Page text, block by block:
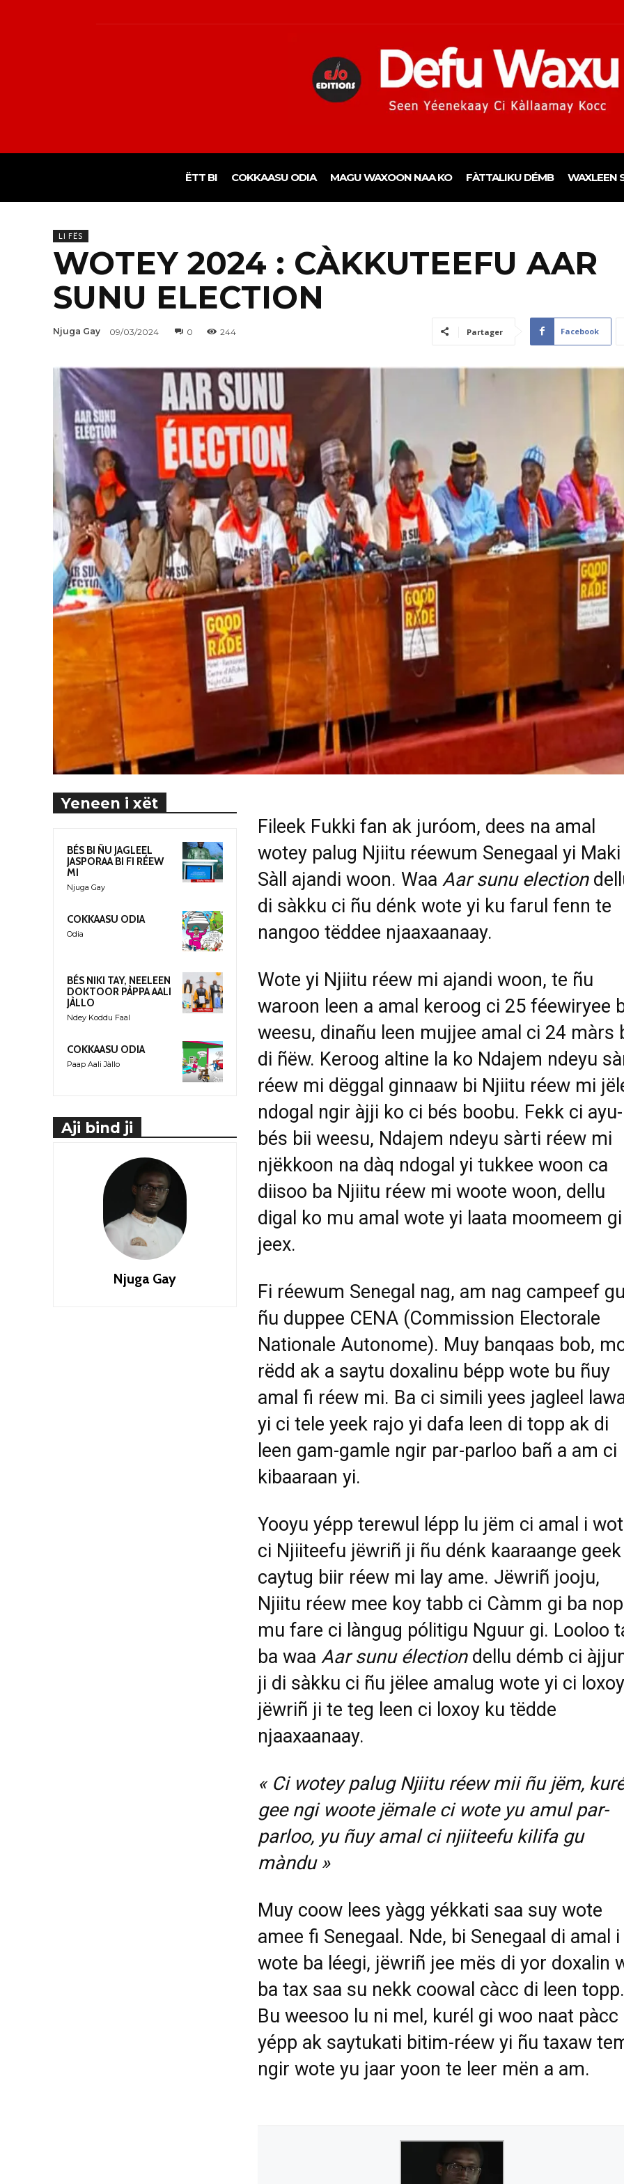
ËTT BI COKKAASU ODIA MAGU WAXOON NAA KO FÀTTALIKU DÉMB WAXLEEN
LI FËS
WOTEY 2024 : CÀKKUTEEFU AAR
SUNU ELECTION
Njuga Gay 09/03/2024 0 244 Partager Facebook
Yeneen i xët
BÉS BI ÑU JAGLEEL
JASPORAA BI FI RÉEW
MI
Njuga Gay
COKKAASU ODIA
Odia
BÉS NIKI TAY, NEELEEN
DOKTOOR PÀPPA AALI
JÀLLO
Ndey Koddu Faal
COKKAASU ODIA
Paap Aali Jàllo
Aji bind ji
Njuga Gay
Fileek Fukki fan ak juróom, dees na amal
wotey palug Njiitu réewum Senegaal yi Maki
Sàll ajandi woon. Waa Aar sunu election
di sàkku ci ñu dénk wote yi ku farul fenn te
nangoo tëddee njaaxaanaay.
Wote yi Njiitu réew mi ajandi woon, te ñu
waroon leen a amal keroog ci 25 féewiryee
weesu, dinañu leen mujjee amal ci 24 màrs
di ñëw. Keroog altine la ko Ndajem ndeyu
réew mi dëggal ginnaaw bi Njiitu réew mi
ndogal ngir àjji ko ci bés boobu. Fekk ci ayu-
bés bii weesu, Ndajem ndeyu sàrti réew mi
njëkkoon na dàq ndogal yi tukkee woon ca
diisoo ba Njiitu réew mi woote woon, dellu
digal ko mu amal wote yi laata moomeem
jeex.
Fi réewum Senegal nag, am nag campeef
ñu duppee CENA (Commission Electorale
Nationale Autonome). Muy banqaas bob,
rëdd ak a saytu doxalinu bépp wote bu ñuy
amal fi réew mi. Ba ci simili yees jagleel
yi ci tele yeek rajo yi dafa leen di topp ak di
leen gam-gamle ngir par-parloo bañ a am ci
kibaaraan yi.
Yooyu yépp terewul lépp lu jëm ci amal i
ci Njiiteefu jëwriñ ji ñu dénk kaaraange geek
caytug biir réew mi lay ame. Jëwriñ jooju,
Njiitu réew mee koy tabb ci Càmm gi ba
mu fare ci làngug pólitigu Nguur gi. Looloo
ba waa Aar sunu électiondellu démb ci
ji di sàkku ci ñu jëlee amalug wote yi ci loxoy
jëwriñ ji te teg leen ci loxoy ku tëdde
njaaxaanaay.
« Ci wotey palug Njiitu réew mii ñu jëm,
gee ngi woote jëmale ci wote yu amul par-
parloo, yu ñuy amal ci njiiteefu kilifa gu
màndu »
Muy coow lees yàgg yékkati saa suy wote
amee fi Senegaal. Nde, bi Senegaal di amal i
wote ba léegi, jëwriñ jee mës di yor doxalin
ba tax saa su nekk coowal càcc di leen topp.
Bu weesoo lu ni mel, kurél gi woo naat pàcc
yépp ak saytukati bitim-réew yi ñu taxaw
ngir wote yu jaar yoon te leer mën a am.